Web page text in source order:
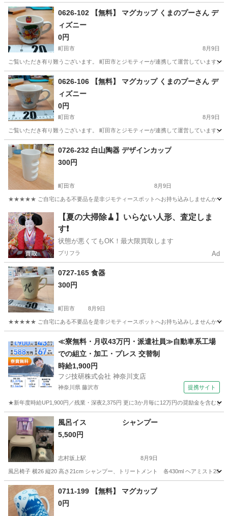
東京 大田区 食器 チキンラーメン
0626-102 【無料】 マグカップ くまのプーさん デ
ィズニー
0円
町田市 8月9日
ご覧いただき有り難うございます。 町田市とジモティーが連携して運営していま
東京 町田市 リユース
0626-106 【無料】 マグカップ くまのプーさん デ
ィズニー
0円
町田市 8月9日
ご覧いただき有り難うございます。 町田市とジモティーが連携して運営していま
東京 町田市 リユース
0726-232 白山陶器 デザインカップ
300円
町田市 8月9日
★★★★★ ご自宅にある不要品を是非ジモティースポットへお持ち込みしませんか？
東京 町田市 食器 現地
【夏の大掃除🧹】いらない人形、査定しま
す❗️
状態が悪くてもOK！最大限買取します
プリフラ Ad
0727-165 食器
300円
町田市 8月9日
★★★★★ ご自宅にある不要品を是非ジモティースポットへお持ち込みしませんか？
食器 現地
≪寮無料・月収43万円・派遣社員≫自動車系工場
での組立・加工・プレス 交替制
時給1,900円
フジ技研株式会社 神奈川支店
神奈川県 藤沢市 提携サイト
★新年度時給UP1,900円／残業・深夜2,375円 更に3か月毎に12万円の奨励金を含む
神奈川 藤沢市 その他
風呂イス シャンプー
5,500円
志村坂上駅 8月9日
風呂椅子 横26 縦20 高さ21cm シャンプー、トリートメント 各430ml ヘアミスト
東京 板橋区 家庭用品
0711-199 【無料】 マグカップ
0円